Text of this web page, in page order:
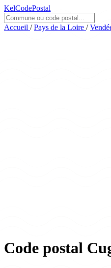
KelCodePostal
Accueil / Pays de la Loire /
Code postal